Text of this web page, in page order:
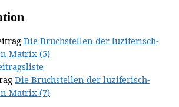
Die Bruchstellen der luziferisch-
Matrix (5)
Die Bruchstellen der luziferisch-
Matrix (7)